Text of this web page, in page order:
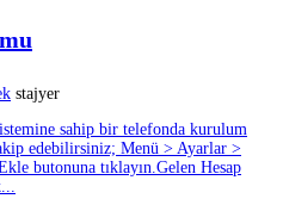
stajyer
sahip bir telefonda kurulum
edebilirsiniz; Menü > Ayarlar >
butonuna tıklayın.Gelen Hesap